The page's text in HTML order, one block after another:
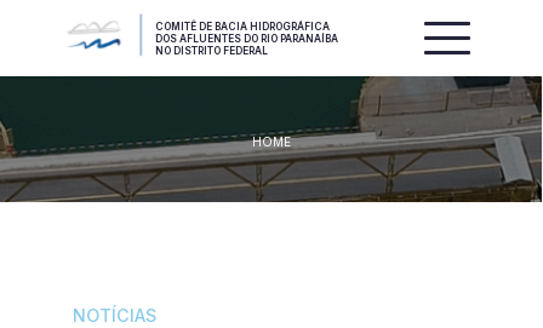
COMITÊ DE BACIA HIDROGRÁFICA
DOS AFLUENTES DO RIO PARANAÍBA
NO DISTRITO FEDERAL
HOME
NOTÍCIAS